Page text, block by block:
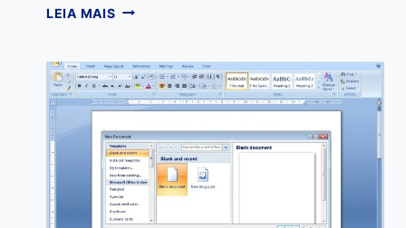
LEIA MAISSAIBA
SEO